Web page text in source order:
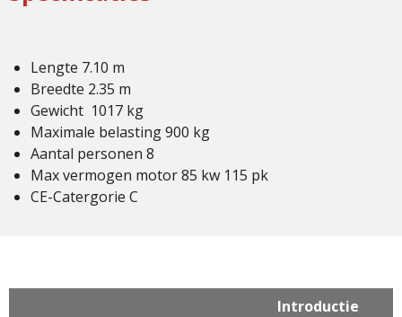
Lengte 7.10 m
Breedte 2.35 m
Gewicht 1017 kg
Maximale belasting 900 kg
Aantal personen 8
Max vermogen motor 85 kw 115 pk
CE-Catergorie C
Introductie